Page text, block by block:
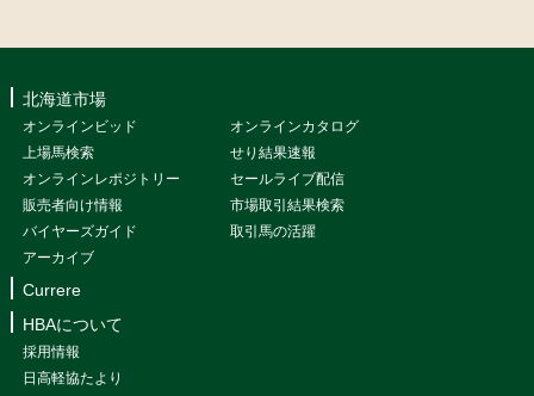
北海道市場
オンラインビッド
オンラインカタログ
上場馬検索
せり結果速報
オンラインレポジトリー
セールライブ配信
販売者向け情報
市場取引結果検索
バイヤーズガイド
取引馬の活躍
アーカイブ
Currere
HBAについて
採用情報
日高軽協たより